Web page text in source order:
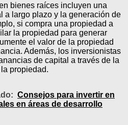
bienes raíces incluyen una
a largo plazo y la generación de
si compra una propiedad a
la propiedad para generar
el valor de la propiedad
Además, los inversionistas
de capital a través de la
propiedad.
Consejos para invertir en
en áreas de desarrollo